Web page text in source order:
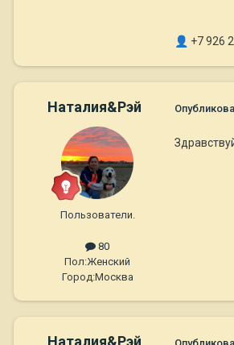
👤 +7 926
Наталия&Рэй
Пользователи.
80
Пол:Женский
Город:Москва